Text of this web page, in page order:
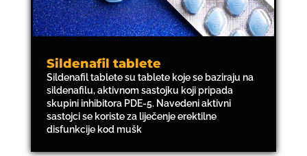
Sildenafil tablete
Sildenafil tablete su tablete koje se baziraju na
sildenafilu, aktivnom sastojku koji pripada
skupini inhibitora PDE-5. Navedeni aktivni
sastojci se koriste za liječenje erektilne
disfunkcije kod mušk